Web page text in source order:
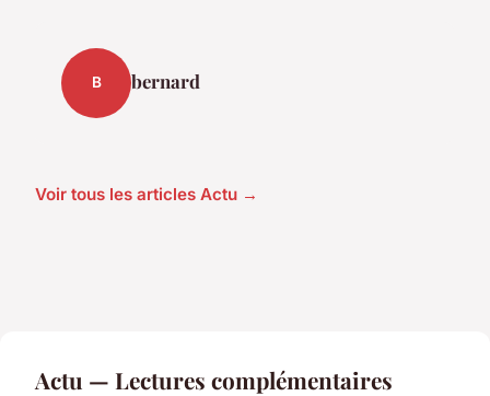
B bernard
Voir tous les articles Actu →
Actu — Lectures complémentaires